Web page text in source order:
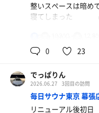
整いスペースは暗め
寝てしまった
湯船ないのと、シャ
0 23
でっぱりん
2026.06.27 3回目の訪問
毎日サウナ東京 幕張
リニューアル後初日